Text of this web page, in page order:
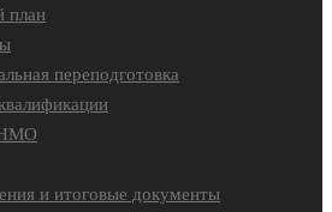
план
переподготовка
НМО
и итоговые документы